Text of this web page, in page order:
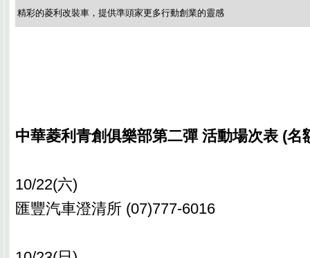
精彩的菱利改裝車，提供準頭家更多行動創業的靈感
中華菱利青創俱樂部第二彈 活動場次表 (名
10/22(六)
匯豐汽車澄清所 (07)777-6016